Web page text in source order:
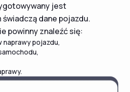
jest
dane pojazdu.
powinny znaleźć się:
pojazdu,